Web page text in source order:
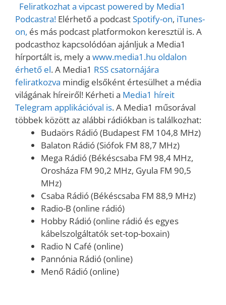
Feliratkozhat a vipcast powered by Media1
Podcastra! Elérhető a podcastSpotify-on, iTunes-
on, és más podcast platformokon keresztül is. A
podcasthoz kapcsolódóan ajánljuk a Media1
hírportált is, mely a www.media1.hu oldalon
érhető el. A Media1 RSS csatornájára
feliratkozva mindig elsőként értesülhet a média
világának híreiről! Kérheti a Media1 híreit
Telegram applikációval is. A Media1 műsorával
többek között az alábbi rádiókban is találkozhat:
Budaörs Rádió (Budapest FM 104,8 MHz)
Balaton Rádió (Siófok FM 88,7 MHz)
Mega Rádió (Békéscsaba FM 98,4 MHz,
Orosháza FM 90,2 MHz, Gyula FM 90,5
MHz)
Csaba Rádió (Békéscsaba FM 88,9 MHz)
Radio-B (online rádió)
Hobby Rádió (online rádió és egyes
kábelszolgáltatók set-top-boxain)
Radio N Café (online)
Pannónia Rádió (online)
Menő Rádió (online)